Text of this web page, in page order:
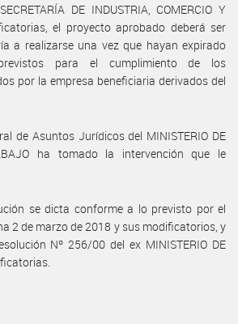
DE INDUSTRIA, COMERCIO Y
el proyecto aprobado deberá ser
a realizarse una vez que hayan expirado
para el cumplimiento de los
por la empresa beneficiaria derivados del
de Asuntos Jurídicos del MINISTERIO DE
ha tomado la intervención que le
se dicta conforme a lo previsto por el
2 de marzo de 2018 y sus modificatorios, y
Nº 256/00 del ex MINISTERIO DE